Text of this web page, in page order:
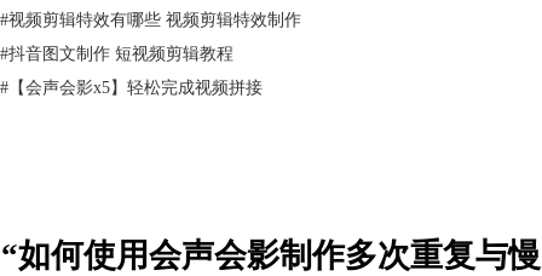
图三：拖拽
制作多次重复效果就很简单，只需要将临时保存在素材库中的视频片段从
素材库拖拽到视频轨上，多次拖拽就可以制作出多次重复效果。
#​视频剪辑特效有哪些 视频剪辑特效制作
#抖音图文制作 短视频剪辑教程
# 【会声会影x5】轻松完成视频拼接
“如何使用会声会影制作多次重复与慢